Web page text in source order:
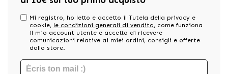
Mi registro, ho letto e accetto il Tutela della privacy e
cookie, le condizioni generali di vendita, come funziona
il mio account utente e accetto di ricevere
comunicazioni relative ai miei ordini, consigli e offerte
dallo store.